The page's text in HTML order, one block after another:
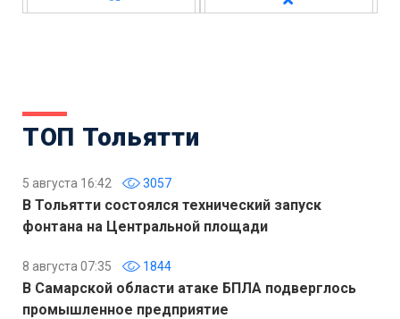
ТОП Тольятти
5 августа 16:42 3057
В Тольятти состоялся технический запуск
фонтана на Центральной площади
8 августа 07:35 1844
В Самарской области атаке БПЛА подверглось
промышленное предприятие